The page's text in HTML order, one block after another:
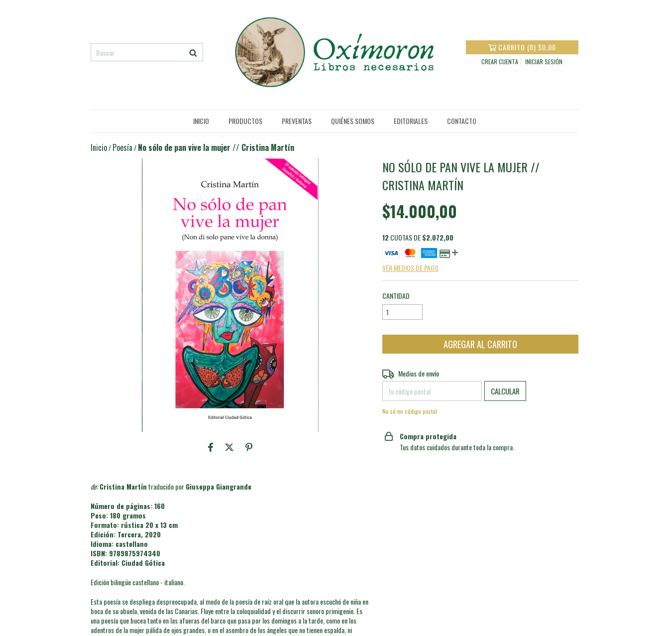
CARRITO (0) $0,00
CREAR CUENTA INICIAR SESIÓN
INICIO PRODUCTOS PREVENTAS QUIÉNES SOMOS EDITORIALES CONTACTO
Inicio/Poesía/No sólo de pan vive la mujer // Cristina Martín
de:Cristina Martíntraducido porGiuseppa Giangrande
Número de páginas: 160
Peso: 180 gramos
Formato: rústica 20 x 13 cm
Edición: Tercera, 2020
Idioma: castellano
ISBN: 9789875974340
Editorial: Ciudad Gótica
Edición bilingüe castellano - italiano.
Esta poesía se despliega despreocupada, al modo de la poesía de raíz oral que la autora escuchó de niña en
boca de su abuela, venida de las Canarias. Fluye entre la coloquialidad y el discurrir sonoro primigenio. Es
una poesía que bucea tanto en las afueras del barco que pasa por los domingos a la tarde, como en los
adentros de la mujer pálida de ojos grandes, o en el asombro de los ángeles que no tienen espalda, ni
NO SÓLO DE PAN VIVE LA MUJER //
CRISTINA MARTÍN
$14.000,00
12CUOTAS DE$2.072,00
VER MEDIOS DE PAGO
CANTIDAD
Entregas para el CP:
Medios de envío
CALCULAR
No sé mi código postal
Compra protegida
Tus datos cuidados durante toda la compra.